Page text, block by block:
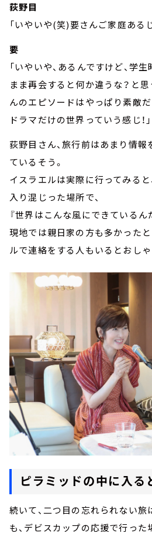
荻野目
「いやいや(笑)要さんご家庭ある
要
「いやいや、あるんですけど、学
まま再会すると何か違うな？と思
んのエピソードはやっぱり素敵だ
ドラマだけの世界っていう感じ！」
荻野目さん、旅行前はあまり情
ているそう。
イスラエルは実際に行ってみる
入り混じった場所で、
『世界はこんな風にできているん
現地では親日家の方も多かった
ルで連絡をする人もいるとおしゃ
ピラミッドの中に入る
続いて、二つ目の忘れられない旅
も、デビスカップの応援で行った